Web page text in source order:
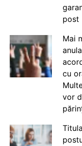
post
Mai
cu
vor